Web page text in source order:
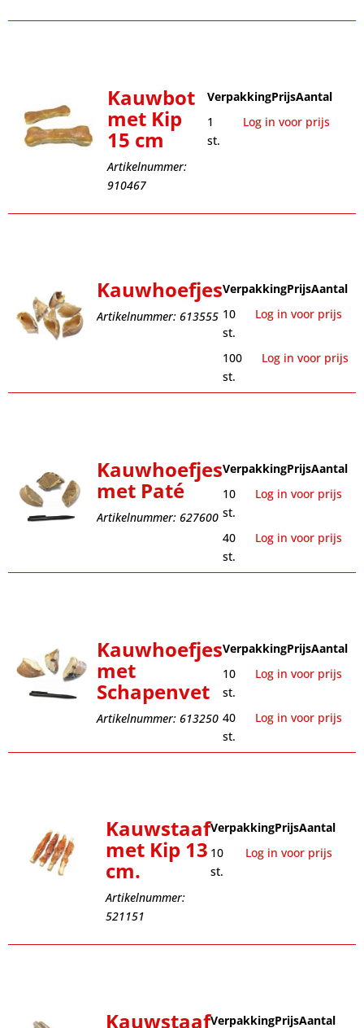
Kauwbot
met Kip
15 cm
Artikelnummer:
910467
VerpakkingPrijsAantal
1
st.
Log in voor prijs
Kauwhoefjes
Artikelnummer: 613555
VerpakkingPrijsAantal
10
st.
Log in voor prijs
100
st.
Log in voor prijs
Kauwhoefjes
met Paté
Artikelnummer: 627600
VerpakkingPrijsAantal
10
st.
Log in voor prijs
40
st.
Log in voor prijs
Kauwhoefjes
met
Schapenvet
Artikelnummer: 613250
VerpakkingPrijsAantal
10
st.
Log in voor prijs
40
st.
Log in voor prijs
Kauwstaaf
met Kip 13
cm.
Artikelnummer:
521151
VerpakkingPrijsAantal
10
st.
Log in voor prijs
KauwstaafVerpakkingPrijsAantal